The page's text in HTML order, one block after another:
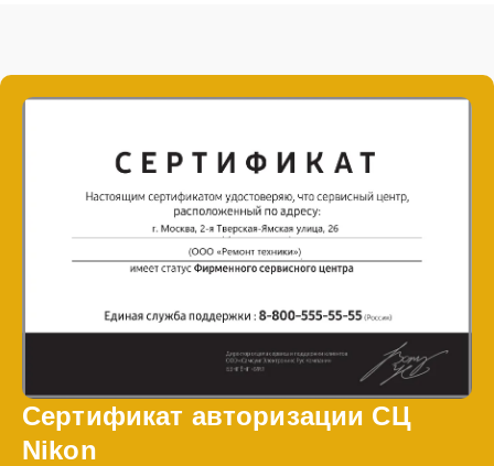
Сертификат авторизации СЦ
Nikon